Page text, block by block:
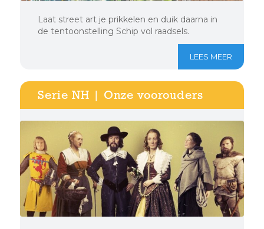
Laat street art je prikkelen en duik daarna in
de tentoonstelling Schip vol raadsels.
LEES MEER
Serie NH | Onze voorouders